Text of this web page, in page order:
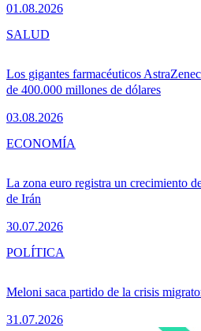
01.08.2026
Los gigantes farmacéuticos
de 400.000 millones de dólares
03.08.2026
SALUD
La zona euro registra un crecimiento
de Irán
30.07.2026
ECONOMÍA
Meloni saca partido de la crisis
31.07.2026
POLÍTICA